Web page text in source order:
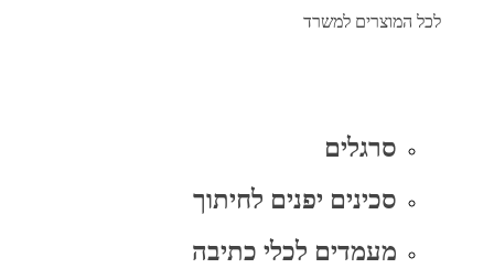
לכל המוצרים למשרד
סרגלים
סכינים יפנים לחיתוך
מעמדים לכלי כתיבה